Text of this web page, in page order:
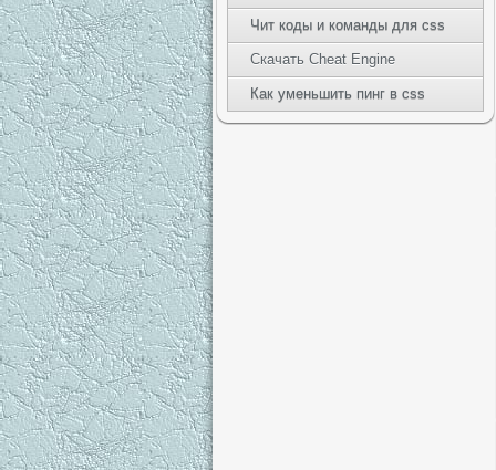
Чит коды и команды для css
Скачать Cheat Engine
Как уменьшить пинг в css